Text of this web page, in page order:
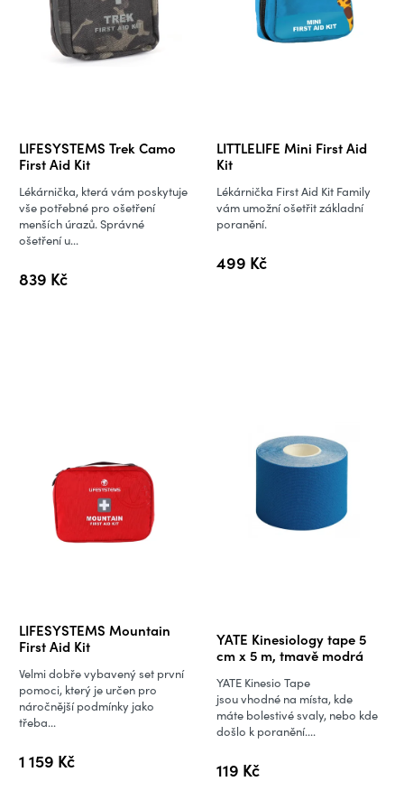
LIFESYSTEMS Trek Camo
First Aid Kit
839 Kč
Lékárnička, která vám poskytuje
vše potřebné pro ošetření
menších úrazů. Správné
ošetření u...
LITTLELIFE Mini First Aid
Kit
499 Kč
Lékárnička First Aid Kit Family
vám umožní ošetřit základní
poranění.
LIFESYSTEMS Mountain
First Aid Kit
Průměrné
hodnocení
produktu
je
5,0
5
1 159 Kč
Velmi dobře vybavený set první
pomoci, který je určen pro
náročnější podmínky jako
třeba...
YATE Kinesiology tape 5
cm x 5 m, tmavě modrá
119 Kč
YATE Kinesio Tape
jsou vhodné na místa, kde
máte bolestivé svaly, nebo kde
došlo k poranění....